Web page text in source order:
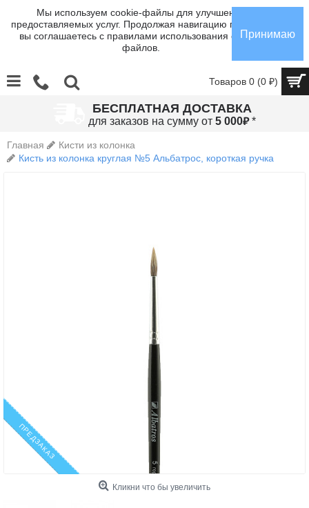
Мы используем cookie-файлы для улучшения
предоставляемых услуг. Продолжая навигацию по сайту,
вы соглашаетесь с правилами использования cookie-
файлов.
Принимаю
Товаров 0 (0 ₽)
БЕСПЛАТНАЯ ДОСТАВКА
для заказов на сумму от 5 000₽*
Главная
Кисти из колонка
Кисть из колонка круглая №5 Альбатрос, короткая ручка
ПРЕДЗАКАЗ
Кликни что бы увеличить